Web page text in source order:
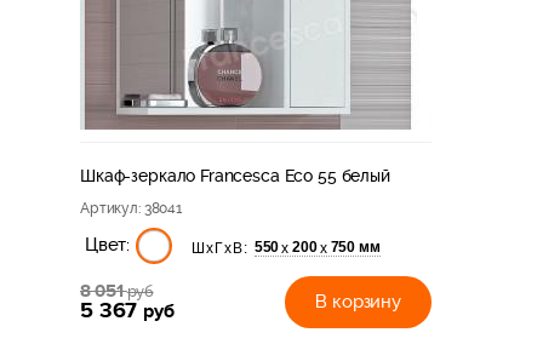
Шкаф-зеркало Francesca Eco 55 белый
Артикул: 38041
Цвет: ШхГхВ: 550х 200х 750 мм
8 051руб
5 367 руб В корзину